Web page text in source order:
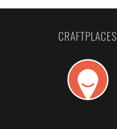
CRAFTPLACES